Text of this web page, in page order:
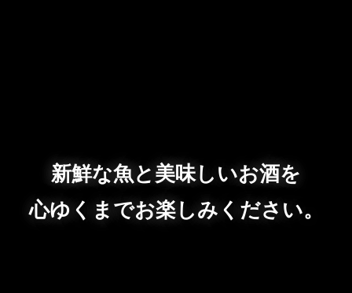
新鮮な魚と美味しいお酒を
心ゆくまでお楽しみください。